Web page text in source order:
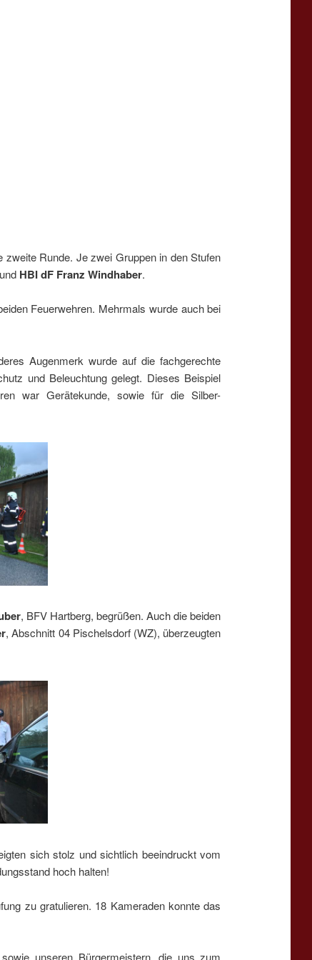
Runde. Je zwei Gruppen in den Stufen
HBI dF Franz Windhaber.
Feuerwehren. Mehrmals wurde auch bei
Augenmerk wurde auf die fachgerechte
und Beleuchtung gelegt. Dieses Beispiel
war Gerätekunde, sowie für die Silber-
, BFV Hartberg, begrüßen. Auch die beiden
, Abschnitt 04 Pischelsdorf (WZ), überzeugten
sich stolz und sichtlich beeindruckt vom
hoch halten!
zu gratulieren. 18 Kameraden konnte das
unseren Bürgermeistern, die uns zum